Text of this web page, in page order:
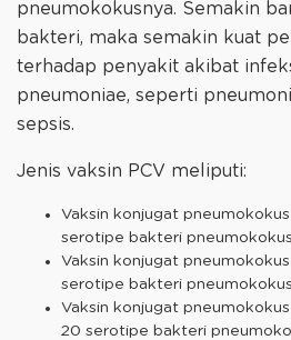
pneumokokusnya. Semakin
bakteri, maka semakin kuat
terhadap penyakit akibat
pneumoniae, seperti
sepsis.
Jenis vaksin PCV meliputi:
Vaksin konjugat
serotipe bakteri
Vaksin konjugat
serotipe bakteri
Vaksin konjugat
20 serotipe bakteri